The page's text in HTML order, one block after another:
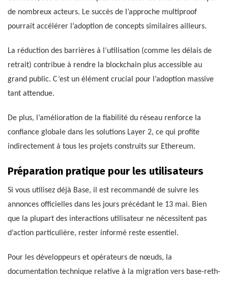
de nombreux acteurs. Le succès de l’approche multiproof
pourrait accélérer l’adoption de concepts similaires ailleurs.
La réduction des barrières à l’utilisation (comme les délais de
retrait) contribue à rendre la blockchain plus accessible au
grand public. C’est un élément crucial pour l’adoption massive
tant attendue.
De plus, l’amélioration de la fiabilité du réseau renforce la
confiance globale dans les solutions Layer 2, ce qui profite
indirectement à tous les projets construits sur Ethereum.
Préparation pratique pour les utilisateurs
Si vous utilisez déjà Base, il est recommandé de suivre les
annonces officielles dans les jours précédant le 13 mai. Bien
que la plupart des interactions utilisateur ne nécessitent pas
d’action particulière, rester informé reste essentiel.
Pour les développeurs et opérateurs de nœuds, la
documentation technique relative à la migration vers base-reth-